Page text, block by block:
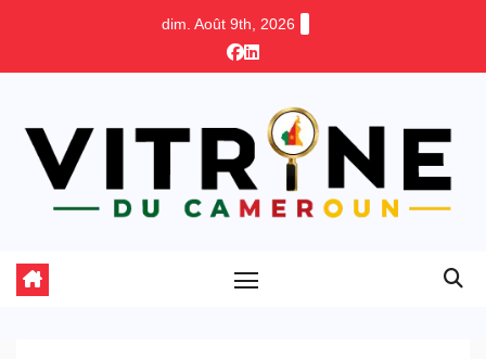
dim. Août 9th, 2026